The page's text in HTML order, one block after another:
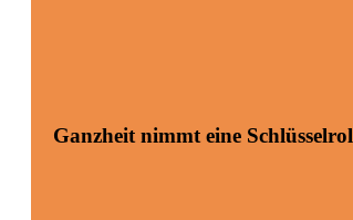
Ganzheit nimmt eine